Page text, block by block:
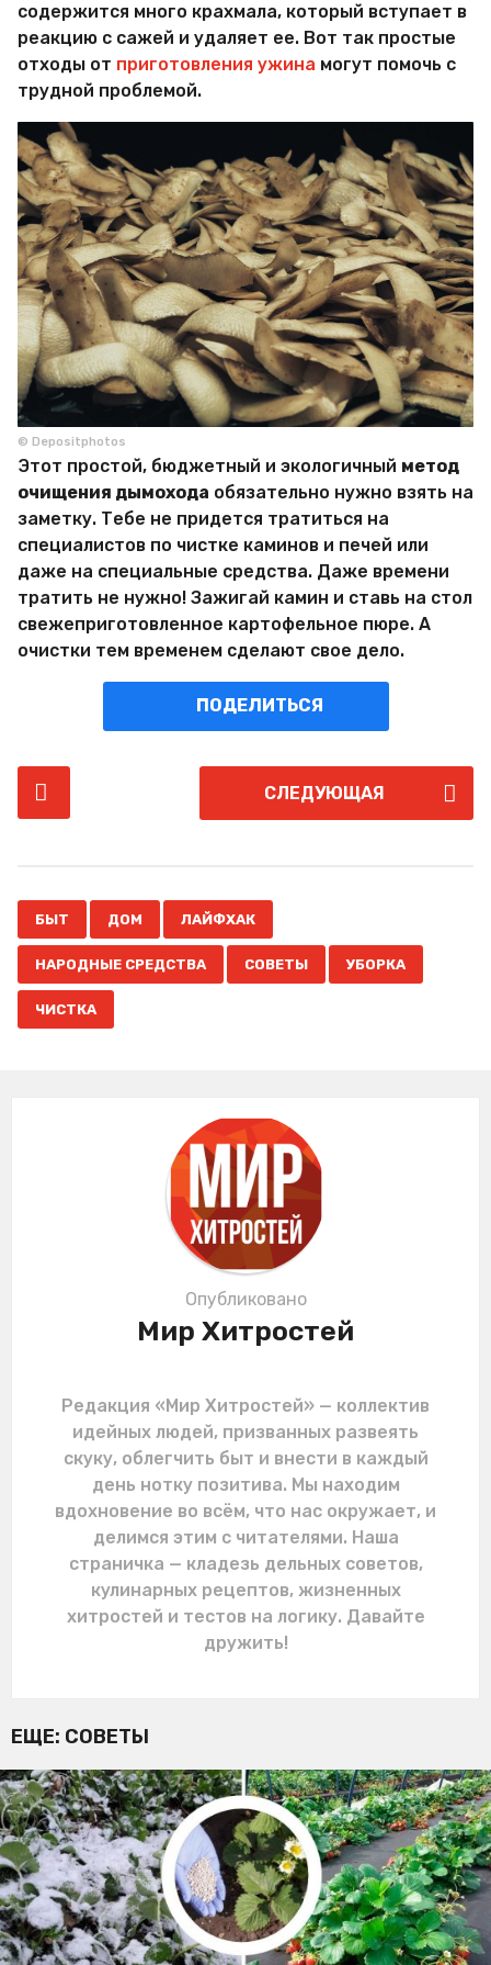
содержится много крахмала, который вступает в
реакцию с сажей и удаляет ее. Вот так простые
отходы от приготовления ужина могут помочь с
трудной проблемой.
© Depositphotos
Этот простой, бюджетный и экологичный метод
очищения дымохода обязательно нужно взять на
заметку. Тебе не придется тратиться на
специалистов по чистке каминов и печей или
даже на специальные средства. Даже времени
тратить не нужно! Зажигай камин и ставь на стол
свежеприготовленное картофельное пюре. А
очистки тем временем сделают свое дело.
ПОДЕЛИТЬСЯ
o
P
g
i
a
СЛЕДУЮЩАЯ
БЫТ ДОМ ЛАЙФХАК
НАРОДНЫЕ СРЕДСТВА СОВЕТЫ УБОРКА
ЧИСТКА
Опубликовано
Мир Хитростей
Редакция «Мир Хитростей» — коллектив
идейных людей, призванных развеять
скуку, облегчить быт и внести в каждый
день нотку позитива. Мы находим
вдохновение во всём, что нас окружает, и
делимся этим с читателями. Наша
страничка — кладезь дельных советов,
кулинарных рецептов, жизненных
хитростей и тестов на логику. Давайте
дружить!
ЕЩЕ: СОВЕТЫ